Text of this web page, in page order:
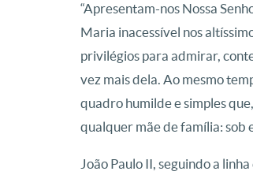
“Apresentam-nos Nossa
Maria inacessível nos
privilégios para admirar,
vez mais dela. Ao mesmo
quadro humilde e simples
qualquer mãe de família:
João Paulo II, seguindo a